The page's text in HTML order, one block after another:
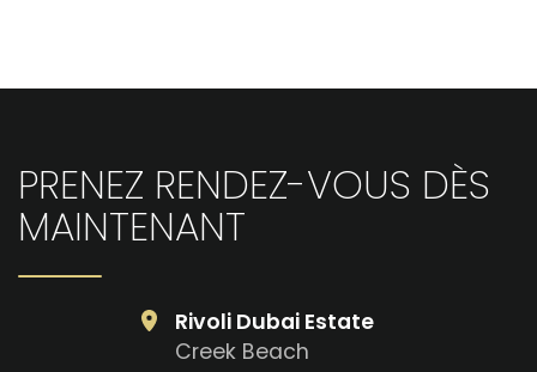
PRENEZ RENDEZ-VOUS DÈS
MAINTENANT
Rivoli Dubai Estate
Creek Beach